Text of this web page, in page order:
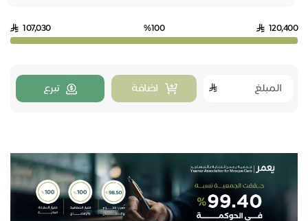
120,400
%100
107,030
اضافة تبرع